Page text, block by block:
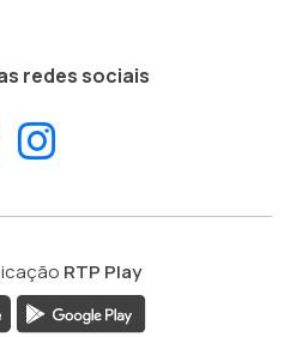
redes sociais
Facebook
RTP Play